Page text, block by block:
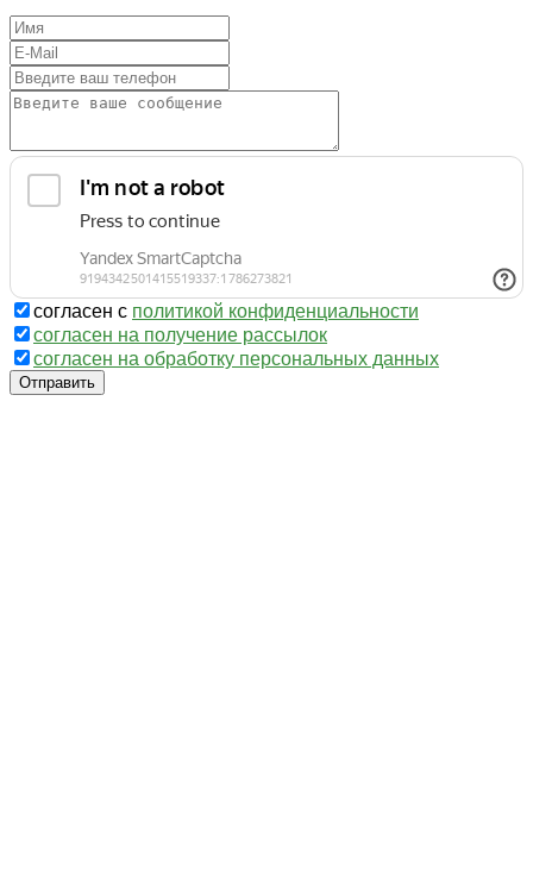
согласен с политикой конфиденциальности
согласен на получение рассылок
согласен на обработку персональных данных
Отправить